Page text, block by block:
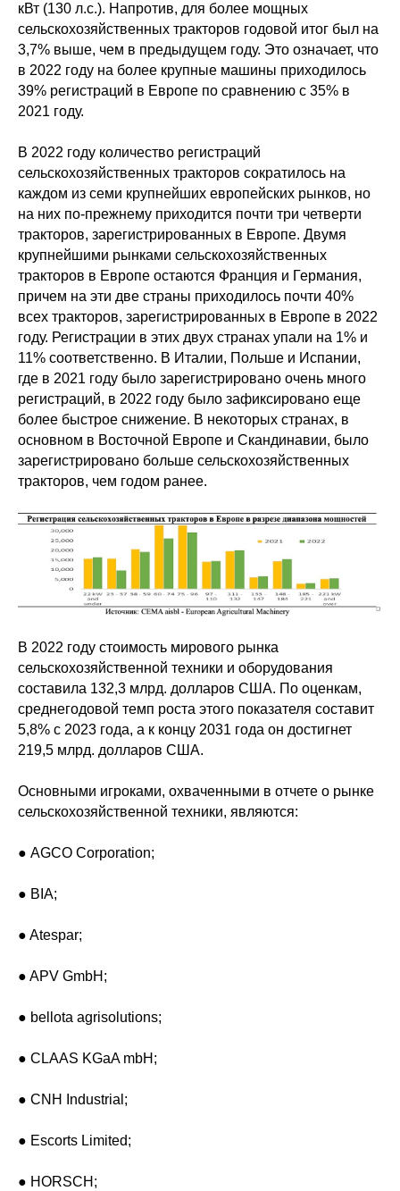
кВт (130 л.с.). Напротив, для более мощных
сельскохозяйственных тракторов годовой итог был на
3,7% выше, чем в предыдущем году. Это означает, что
в 2022 году на более крупные машины приходилось
39% регистраций в Европе по сравнению с 35% в
2021 году.
В 2022 году количество регистраций
сельскохозяйственных тракторов сократилось на
каждом из семи крупнейших европейских рынков, но
на них по-прежнему приходится почти три четверти
тракторов, зарегистрированных в Европе. Двумя
крупнейшими рынками сельскохозяйственных
тракторов в Европе остаются Франция и Германия,
причем на эти две страны приходилось почти 40%
всех тракторов, зарегистрированных в Европе в 2022
году. Регистрации в этих двух странах упали на 1% и
11% соответственно. В Италии, Польше и Испании,
где в 2021 году было зарегистрировано очень много
регистраций, в 2022 году было зафиксировано еще
более быстрое снижение. В некоторых странах, в
основном в Восточной Европе и Скандинавии, было
зарегистрировано больше сельскохозяйственных
тракторов, чем годом ранее.
В 2022 году стоимость мирового рынка
сельскохозяйственной техники и оборудования
составила 132,3 млрд. долларов США. По оценкам,
среднегодовой темп роста этого показателя составит
5,8% с 2023 года, а к концу 2031 года он достигнет
219,5 млрд. долларов США.
Основными игроками, охваченными в отчете о рынке
сельскохозяйственной техники, являются:
● AGCO Corporation;
● BIA;
● Atespar;
● APV GmbH;
● bellota agrisolutions;
● CLAAS KGaA mbH;
● CNH Industrial;
● Escorts Limited;
● HORSCH;